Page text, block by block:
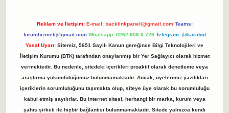
Reklam ve İletişim: E-mail: backlinkpaneli@gmail.com Teams:
forumhizmeti@gmail.com Whatsapp: 0262 606 0 726 Telegram: @karabul
Yasal Uyarı: Sitemiz, 5651 Sayılı Kanun gereğince Bilgi Teknolojileri ve
İletişim Kurumu (BTK) tarafından onaylanmış bir Yer Sağlayıcı olarak hizmet
vermektedir. Bu nedenle, sitedeki içerikleri proaktif olarak denetleme veya
araştırma yükümlülüğümüz bulunmamaktadır. Ancak, üyelerimiz yazdıkları
içeriklerin sorumluluğunu taşımakta olup, siteye üye olarak bu sorumluluğu
kabul etmiş sayılırlar. Bu internet sitesi, herhangi bir marka, kurum veya
şahıs şirketi ile hiçbir bağlantısı bulunmamaktadır. Sitede yalnızca kendi